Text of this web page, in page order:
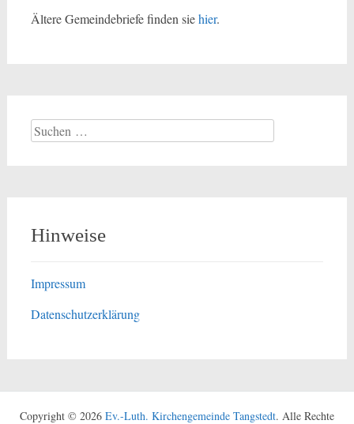
Ältere Gemeindebriefe finden siehier.
Suchen
nach:
Hinweise
Impressum
Datenschutzerklärung
Copyright © 2026 Ev.-Luth. Kirchengemeinde Tangstedt. Alle Rechte